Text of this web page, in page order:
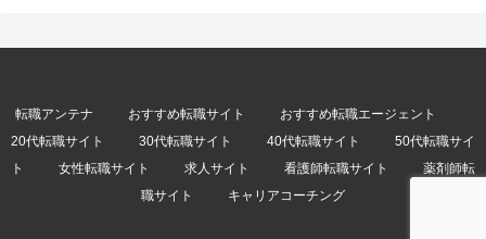
転職アンテナ おすすめ転職サイト
おすすめ転職エージェント
20代転職サイト
30代転職サイト 40代転職サイト
50代転職サイ
ト
女性転職サイト 求人サイト 看護師転職サイト
薬剤師転
職サイト
キャリアコーチング